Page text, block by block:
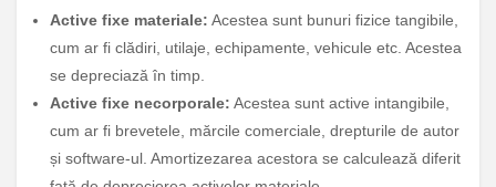
Active fixe materiale: Acestea sunt bunuri fizice tangibile,
cum ar fi clădiri, utilaje, echipamente, vehicule etc. Acestea
se depreciază în timp.
Active fixe necorporale: Acestea sunt active intangibile,
cum ar fi brevetele, mărcile comerciale, drepturile de autor
și software-ul. Amortizezarea acestora se calculează diferit